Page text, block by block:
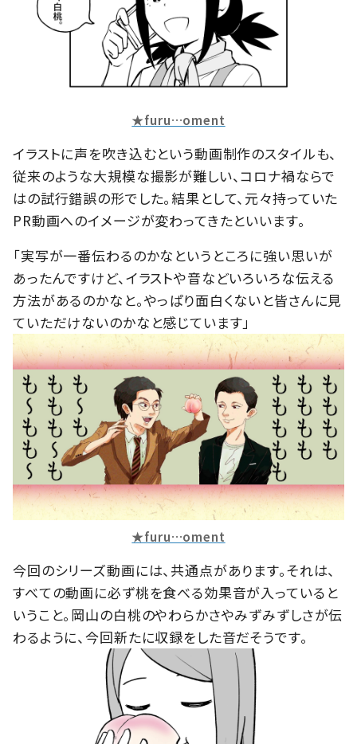
★furu…oment
イラストに声を吹き込むという動画制作のスタイルも、
従来のような大規模な撮影が難しい、コロナ禍ならで
はの試行錯誤の形でした。結果として、元々持っていた
PR動画へのイメージが変わってきたといいます。
「実写が一番伝わるのかなというところに強い思いが
あったんですけど、イラストや音などいろいろな伝える
方法があるのかなと。やっぱり面白くないと皆さんに見
ていただけないのかなと感じています」
★furu…oment
今回のシリーズ動画には、共通点があります。それは、
すべての動画に必ず桃を食べる効果音が入っていると
いうこと。岡山の白桃のやわらかさやみずみずしさが伝
わるように、今回新たに収録をした音だそうです。